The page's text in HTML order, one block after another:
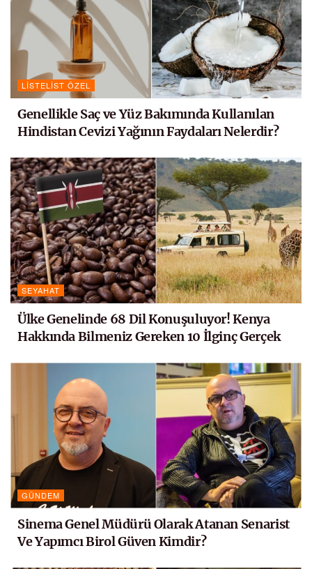
LISTELIST ÖZEL
Genellikle Saç ve Yüz Bakımında Kullanılan
Hindistan Cevizi Yağının Faydaları Nelerdir?
SEYAHAT
Ülke Genelinde 68 Dil Konuşuluyor! Kenya
Hakkında Bilmeniz Gereken 10 İlginç Gerçek
GÜNDEM
Sinema Genel Müdürü Olarak Atanan Senarist
Ve Yapımcı Birol Güven Kimdir?